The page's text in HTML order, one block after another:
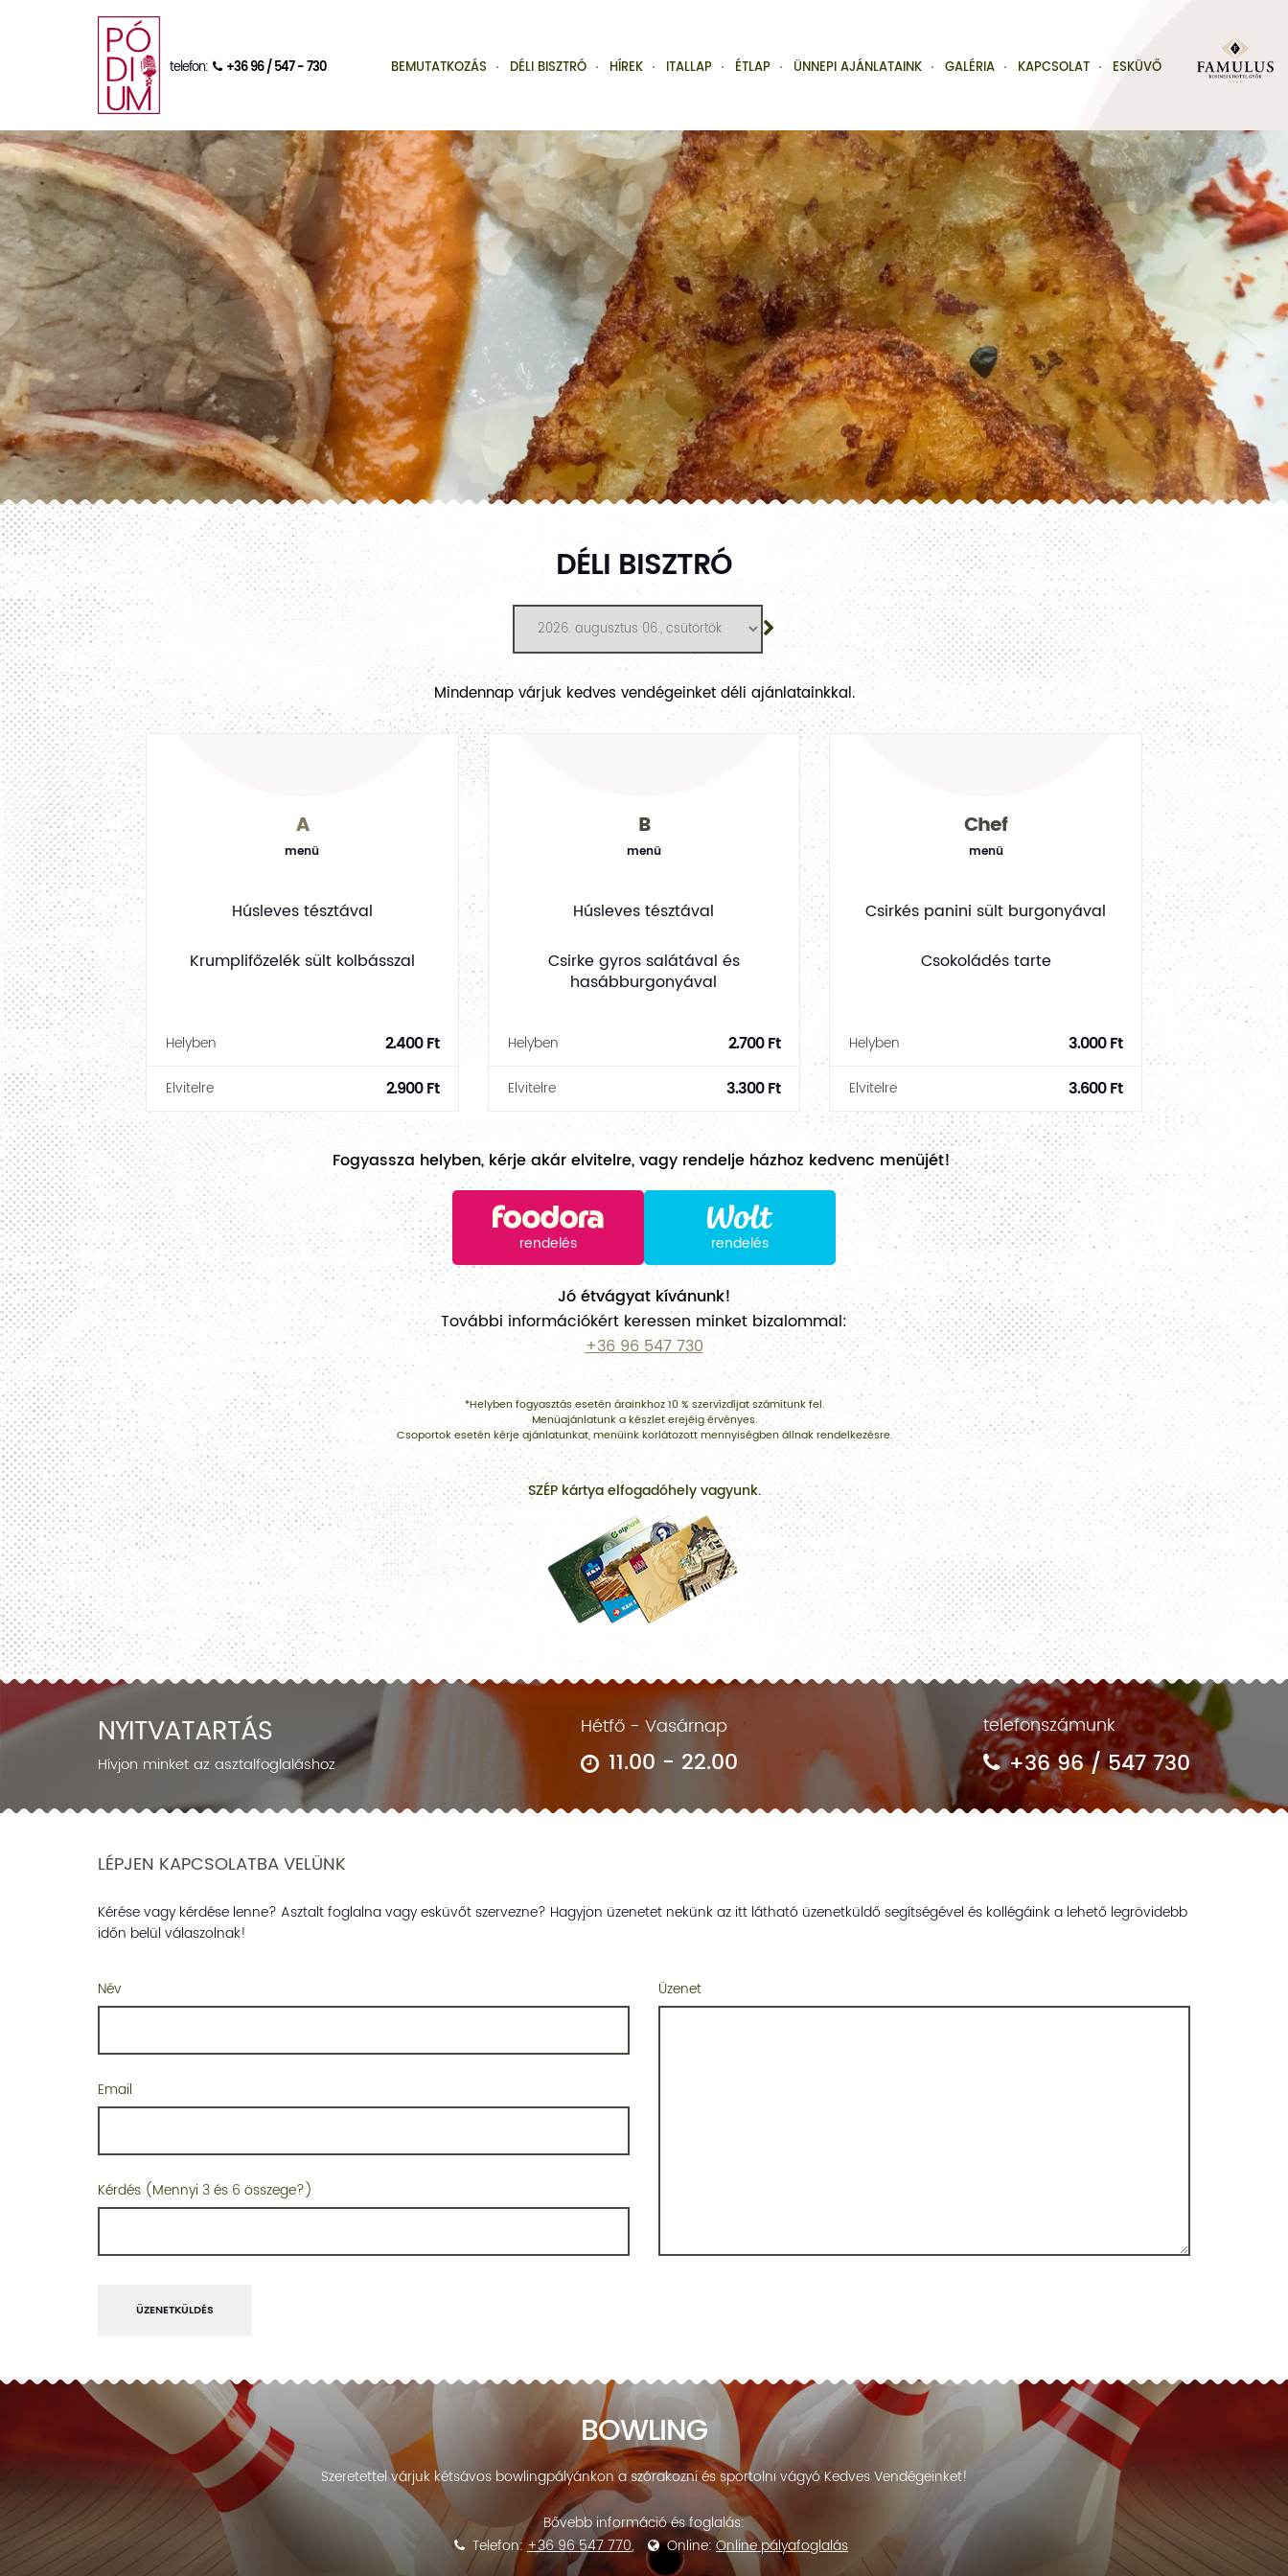
telefon: +36 96 / 547 - 730 BEMUTATKOZÁS DÉLI BISZTRÓ HÍREK ITALLAP ÉTLAP ÜNNEPI AJÁNLATAINK GALÉRIA KAPCSOLAT ESKÜVŐ
DÉLI BISZTRÓ
Mindennap várjuk kedves vendégeinket déli ajánlatainkkal.
A
menü
Húsleves tésztával
Krumplifőzelék sült kolbásszal
Helyben 2.400 Ft
Elvitelre 2.900 Ft
B
menü
Húsleves tésztával
Csirke gyros salátával és
hasábburgonyával
Helyben 2.700 Ft
Elvitelre 3.300 Ft
Chef
menü
Csirkés panini sült burgonyával
Csokoládés tarte
Helyben 3.000 Ft
Elvitelre 3.600 Ft
Fogyassza helyben, kérje akár elvitelre, vagy rendelje házhoz kedvenc menüjét!
rendelés rendelés
Jó étvágyat kívánunk!
További információkért keressen minket bizalommal:
+36 96 547 730
*Helyben fogyasztás esetén árainkhoz 10 % szervízdíjat számítunk fel.
Menüajánlatunk a készlet erejéig érvényes.
Csoportok esetén kérje ajánlatunkat, menüink korlátozott mennyiségben állnak rendelkezésre.
SZÉP kártya elfogadóhely vagyunk.
NYITVATARTÁS
Hívjon minket az asztalfoglaláshoz
Hétfő - Vasárnap
11.00 - 22.00
telefonszámunk
+36 96 / 547 730
LÉPJEN KAPCSOLATBA VELÜNK
Kérése vagy kérdése lenne? Asztalt foglalna vagy esküvőt szervezne? Hagyjon üzenetet nekünk az itt látható üzenetküldő segítségével és kollégáink a lehető legrövidebb
időn belül válaszolnak!
Név
Email
Kérdés (Mennyi 3 és 6 összege?)
Üzenet
ÜZENETKÜLDÉS
BOWLING
Szeretettel várjuk kétsávos bowlingpályánkon a szórakozni és sportolni vágyó Kedves Vendégeinket!
Bővebb információ és foglalás:
Telefon:+36 96 547 770, Online: Online pályafoglalás